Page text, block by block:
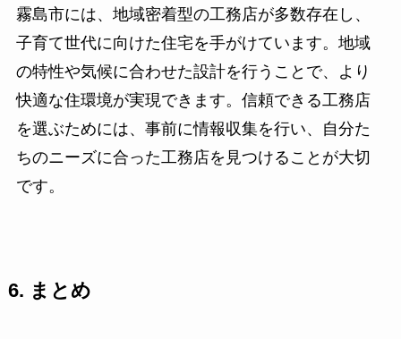
霧島市には、地域密着型の工務店が多数存在し、
子育て世代に向けた住宅を手がけています。地域
の特性や気候に合わせた設計を行うことで、より
快適な住環境が実現できます。信頼できる工務店
を選ぶためには、事前に情報収集を行い、自分た
ちのニーズに合った工務店を見つけることが大切
です。
6. まとめ